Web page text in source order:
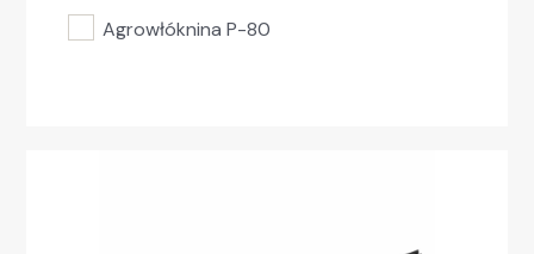
Agrowłóknina P-80